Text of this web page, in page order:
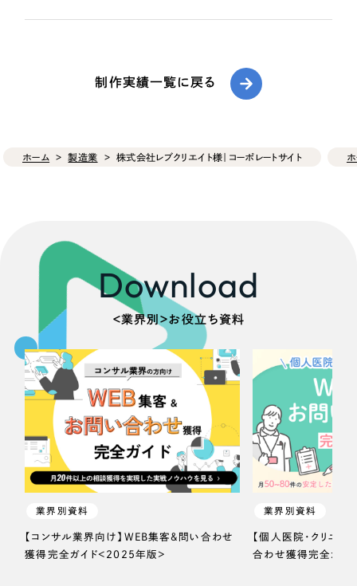
制作実績一覧に戻る
ホーム 製造業 株式会社レブクリエイト様｜コーポレートサイト
Download
＜業界別＞お役立ち資料
業界別資料
【コンサル業界向け】WEB集客＆問い合わせ
獲得完全ガイド＜2025年版＞
業界別資料
【個人医院・クリニッ
合わせ獲得完全ガイ